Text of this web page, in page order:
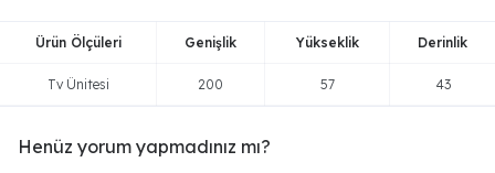
Ürün Ölçüleri Genişlik Yükseklik Derinlik
Tv Ünitesi 200 57 43
Henüz yorum yapmadınız mı?